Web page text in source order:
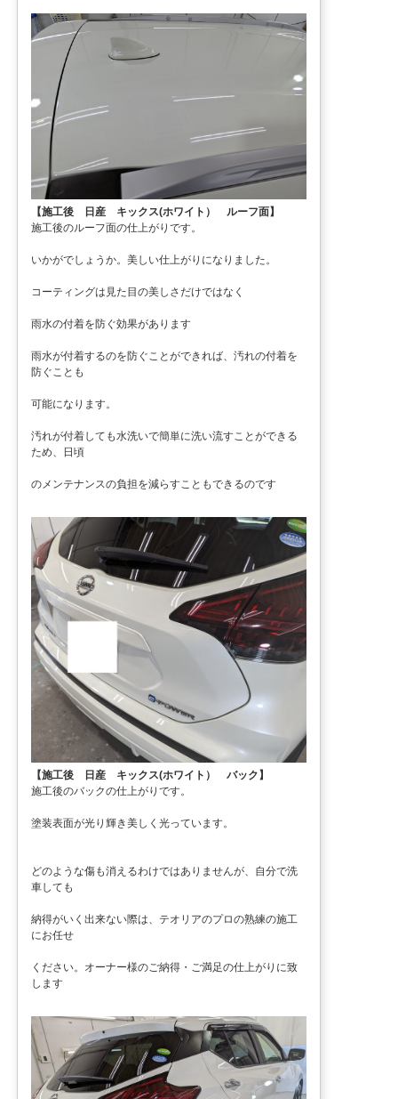
【施工後 日産 キックス(ホワイト） ルーフ面】
施工後のルーフ面の仕上がりです。
いかがでしょうか。美しい仕上がりになりました。
コーティングは見た目の美しさだけではなく
雨水の付着を防ぐ効果があります
雨水が付着するのを防ぐことができれば、汚れの付着を
防ぐことも
可能になります。
汚れが付着しても水洗いで簡単に洗い流すことができる
ため、日頃
のメンテナンスの負担を減らすこともできるのです
【施工後 日産 キックス(ホワイト） バック】
施工後のバックの仕上がりです。
塗装表面が光り輝き美しく光っています。
どのような傷も消えるわけではありませんが、自分で洗
車しても
納得がいく出来ない際は、テオリアのプロの熟練の施工
にお任せ
ください。オーナー様のご納得・ご満足の仕上がりに致
します